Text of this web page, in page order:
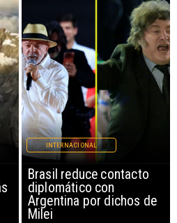
China restringe
exportación de drones a
EEUU y sanciona
empresas
INTERNACIONAL